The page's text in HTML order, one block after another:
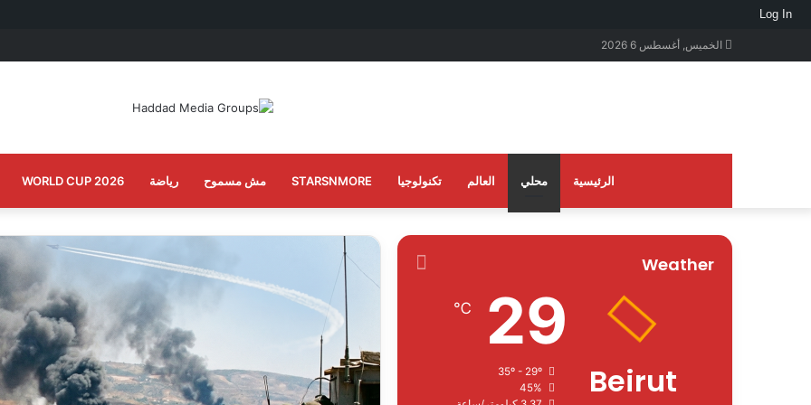
Log In
الخميس, أغسطس 6 2026
الرئيسية محلي العالم تكنولوجيا STARSNMORE مش مسموح رياضة WORLD CUP 2026
Weather
Beirut
29
℃
35º - 29º
45%